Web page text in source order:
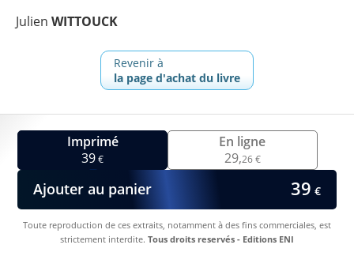
Julien WITTOUCK
Revenir à
la page d'achat du livre
Imprimé
39€
En ligne
29,26 €
Ajouter au panier 39 €
Toute reproduction de ces extraits, notamment à des fins commerciales, est
strictement interdite. Tous droits reservés - Editions ENI